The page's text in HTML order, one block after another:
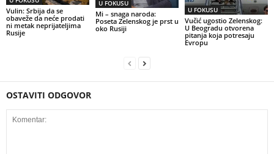
Vulin: Srbija da se
obaveže da neće prodati
ni metak neprijateljima
Rusije
U FOKUSU
Mi – snaga naroda:
Poseta Zelenskog je prst u
oko Rusiji
U FOKUSU
Vučić ugostio Zelenskog:
U Beogradu otvorena
pitanja koja potresaju
Evropu
OSTAVITI ODGOVOR